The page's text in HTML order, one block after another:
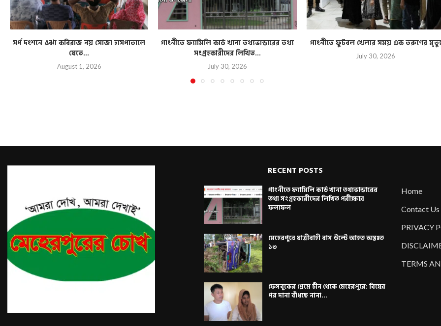
সর্প দংশনে ওঝা কবিরাজ নয় সোজা হাসপাতালে
যেতে...
August 1, 2026
গাংনীতে ফ্যামিলি কার্ড খানা তথ্যভান্ডারের তথ্য
সংগ্রহকারীদের লিখিত...
July 30, 2026
গাংনীতে ফুটবল খেলার সময় এক তরুণের মৃত্যু
July 30, 2026
RECENT POSTS
গাংনীতে ফ্যামিলি কার্ড খানা তথ্যভান্ডারের
তথ্য সংগ্রহকারীদের লিখিত পরীক্ষার
ফলাফল
মেহেরপুরে যাত্রীবাহী বাস উল্টে আহত অন্তঃত
১৩
ফেসবুকের প্রেমে চীন থেকে মেহেরপুরে: বিয়ের
পর দানা বাঁধছে নানা...
Home
Contact Us
PRIVACY
TERMS